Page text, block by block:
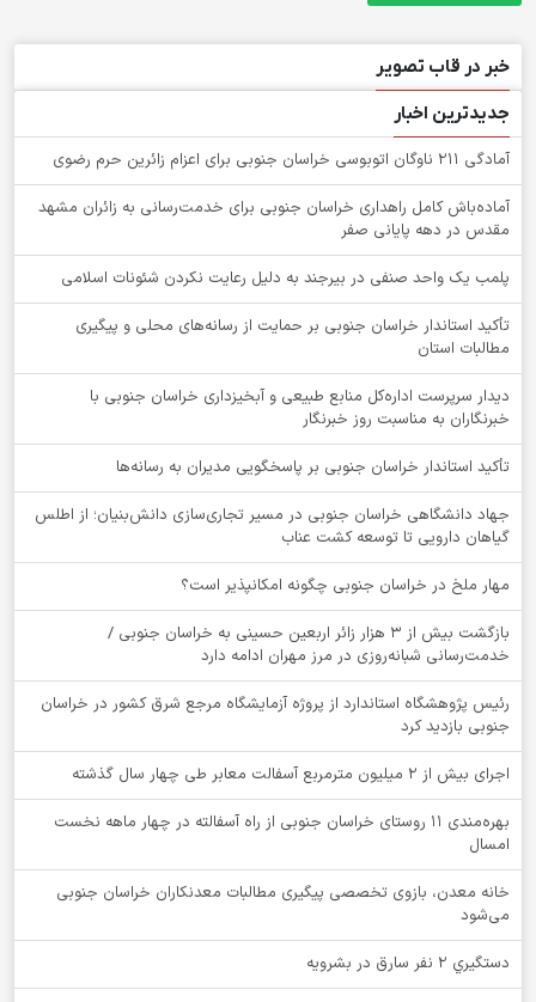
خبر در قاب تصویر
جدیدترین اخبار
آمادگی 211 ناوگان اتوبوسی خراسان جنوبی برای اعزام زائرین حرم رضوی
آماده‌باش کامل راهداری خراسان جنوبی برای خدمت‌رسانی به زائران مشهد
مقدس در دهه پایانی صفر
پلمب یک واحد صنفی در بیرجند به دلیل رعایت نکردن شئونات اسلامی
تأکید استاندار خراسان جنوبی بر حمایت از رسانه‌های محلی و پیگیری
مطالبات استان
دیدار سرپرست اداره‌کل منابع طبیعی و آبخیزداری خراسان جنوبی با
خبرنگاران به مناسبت روز خبرنگار
تأکید استاندار خراسان جنوبی بر پاسخگویی مدیران به رسانه‌ها
جهاد دانشگاهی خراسان جنوبی در مسیر تجاری‌سازی دانش‌بنیان؛ از اطلس
گیاهان دارویی تا توسعه کشت عناب
‌مهار ملخ در خراسان جنوبی چگونه امکانپذیر است؟
بازگشت بیش از ۳ هزار زائر اربعین حسینی به خراسان جنوبی /
خدمت‌رسانی شبانه‌روزی در مرز مهران ادامه دارد
رئیس پژوهشگاه استاندارد از پروژه آزمایشگاه مرجع شرق کشور در خراسان
جنوبی بازدید کرد
اجرای بیش از ۲ میلیون مترمربع آسفالت معابر طی چهار سال گذشته
بهره‌مندی ۱۱ روستای خراسان جنوبی از راه آسفالته در چهار ماهه نخست
امسال
خانه معدن، بازوی تخصصی پیگیری مطالبات معدنکاران خراسان جنوبی
می‌شود
دستگيري 2 نفر سارق در بشرويه